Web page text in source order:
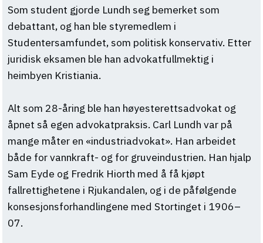
Som student gjorde Lundh seg bemerket som
debattant, og han ble styremedlem i
Studentersamfundet, som politisk konservativ. Etter
juridisk eksamen ble han advokatfullmektig i
heimbyen Kristiania.
Alt som 28-åring ble han høyesterettsadvokat og
åpnet så egen advokatpraksis. Carl Lundh var på
mange måter en «industriadvokat». Han arbeidet
både for vannkraft- og for gruveindustrien. Han hjalp
Sam Eyde og Fredrik Hiorth med å få kjøpt
fallrettighetene i Rjukandalen, og i de påfølgende
konsesjonsforhandlingene med Stortinget i 1906–
07.